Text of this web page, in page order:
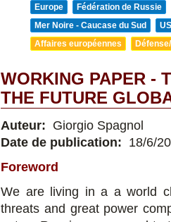
Europe
Fédération de Russie
Mer Noire - Caucase du Sud
Affaires européennes
WORKING PAPER -
THE FUTURE
Auteur: Giorgio Spagnol
Date de publication: 18/6/
Foreword
We are living in a a world
threats and great power